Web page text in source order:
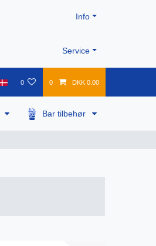
Info
Service
0 0 DKK 0.00
Bar tilbehør